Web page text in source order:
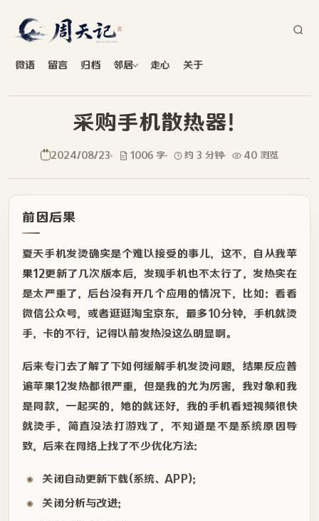
微语 留言 归档 邻居 走心 关于
采购手机散热器！
2024/08/23 1006 字 约 3 分钟 40 浏览
前因后果
夏天手机发烫确实是个难以接受的事儿，这不，自从我苹
果12更新了几次版本后，发现手机也不太行了，发热实在
是太严重了，后台没有开几个应用的情况下，比如：看看
微信公众号，或者逛逛淘宝京东，最多10分钟，手机就烫
手，卡的不行，记得以前发热没这么明显啊。
后来专门去了解了下如何缓解手机发烫问题，结果反应普
遍苹果12发热都很严重，但是我的尤为厉害，我对象和我
是同款，一起买的，她的就还好，我的手机看短视频很快
就烫手，简直没法打游戏了，不知道是不是系统原因导
致，后来在网络上找了不少优化方法：
关闭自动更新下载(系统、APP)；
关闭分析与改进；